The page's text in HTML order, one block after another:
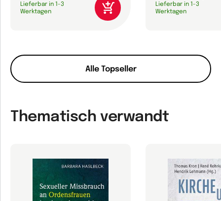
Alle Topseller
Lieferbar in 1-3
Werktagen
Lieferbar in 1-3
Werktagen
Thematisch verwandt